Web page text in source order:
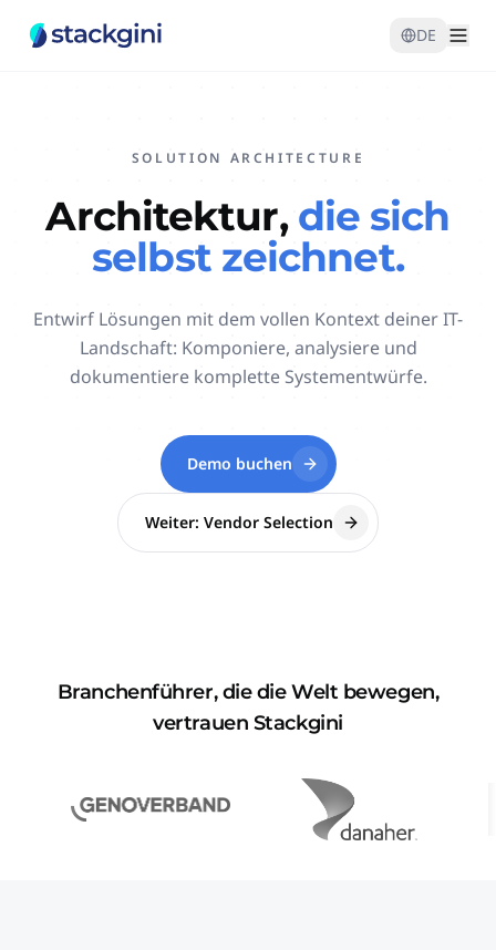
DE
SOLUTION ARCHITECTURE
Architektur, die sich
selbst zeichnet.
Entwirf Lösungen mit dem vollen Kontext deiner IT-
Landschaft: Komponiere, analysiere und
dokumentiere komplette Systementwürfe.
Demo buchen
Weiter: Vendor Selection
Branchenführer, die die Welt bewegen,
vertrauen Stackgini